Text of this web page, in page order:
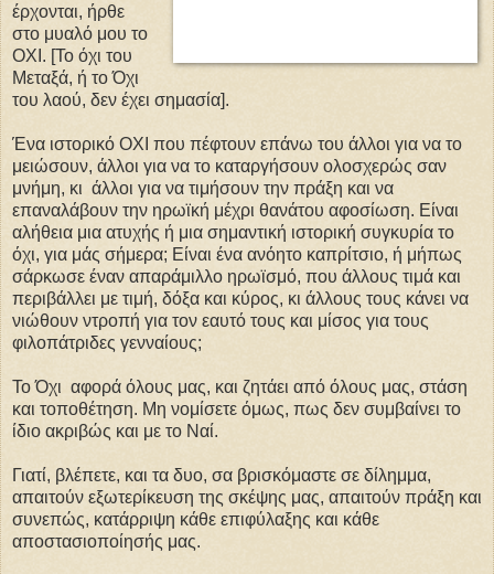
έρχονται, ήρθε
στο μυαλό μου το
ΟΧΙ. [Το όχι του
Μεταξά, ή το Όχι
του λαού, δεν έχει σημασία].
Ένα ιστορικό ΟΧΙ που πέφτουν επάνω του άλλοι για να το
μειώσουν, άλλοι για να το καταργήσουν ολοσχερώς σαν
μνήμη, κι άλλοι για να τιμήσουν την πράξη και να
επαναλάβουν την ηρωϊκή μέχρι θανάτου αφοσίωση. Είναι
αλήθεια μια ατυχής ή μια σημαντική ιστορική συγκυρία το
όχι, για μάς σήμερα; Είναι ένα ανόητο καπρίτσιο, ή μήπως
σάρκωσε έναν απαράμιλλο ηρωϊσμό, που άλλους τιμά και
περιβάλλει με τιμή, δόξα και κύρος, κι άλλους τους κάνει να
νιώθουν ντροπή για τον εαυτό τους και μίσος για τους
φιλοπάτριδες γενναίους;
Το Όχι αφορά όλους μας, και ζητάει από όλους μας, στάση
και τοποθέτηση. Μη νομίσετε όμως, πως δεν συμβαίνει το
ίδιο ακριβώς και με το Ναί.
Γιατί, βλέπετε, και τα δυο, σα βρισκόμαστε σε δίλημμα,
απαιτούν εξωτερίκευση της σκέψης μας, απαιτούν πράξη και
συνεπώς, κατάρριψη κάθε επιφύλαξης και κάθε
αποστασιοποίησής μας.